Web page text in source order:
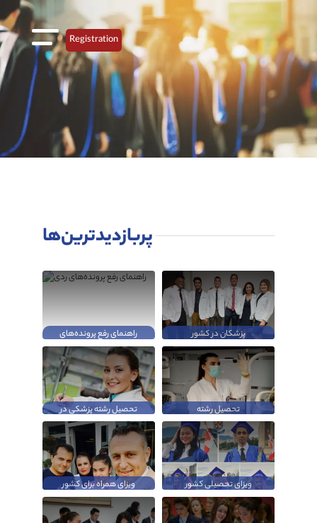
Registration
پربازدیدترین‌ها
راهنمای رفع پرونده‌های
ردی
پزشکان در کشور
انگلستان
تحصیل رشته پزشکی در
کشور انگلستان
تحصیل رشته
دندانپزشکی در کشور
انگلستان
ویزای همراه برای کشور
انگلستان
ویزای تحصیلی کشور
کانادا